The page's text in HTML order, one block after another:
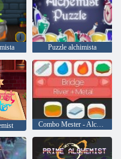
Puzzle alchimista
Combo Mester - Alchemy